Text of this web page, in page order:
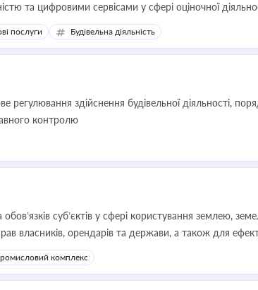
та цифровими сервісами у сфері оціночної
власника бізнесу, керівника, юриста або бухгалтера
корпоративних угод і перевірки статусу суб'єктів
послуги Будівельна діяльність
регулювання здійснення будівельної діяльності,
контролю
суб’єктів у сфері користування землею,
власників, орендарів та держави, а також для
комплекс